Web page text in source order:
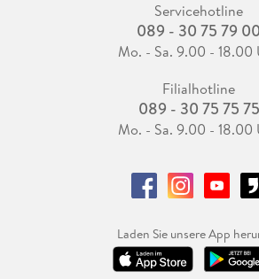
Servicehotline
089 - 30 75 79 00
Mo. - Sa. 9.00 - 18.00
Filialhotline
089 - 30 75 75 75
Mo. - Sa. 9.00 - 18.00
Laden Sie unsere App